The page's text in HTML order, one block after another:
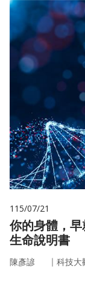
115/07/21
你的身體，
生命說明書
陳彥諺 ｜ 科技大